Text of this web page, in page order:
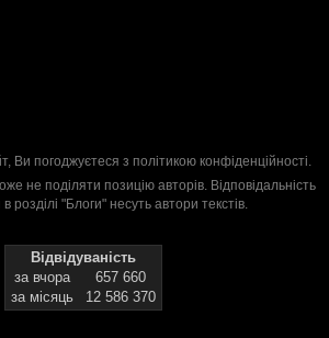
Ви погоджуєтеся з політикою конфіденційності.
не поділяти позицію авторів. Відповідальність
розділі "Блоги" несуть автори текстів.
Відвідуваність
за вчора
657 660
за місяць
12 586 370